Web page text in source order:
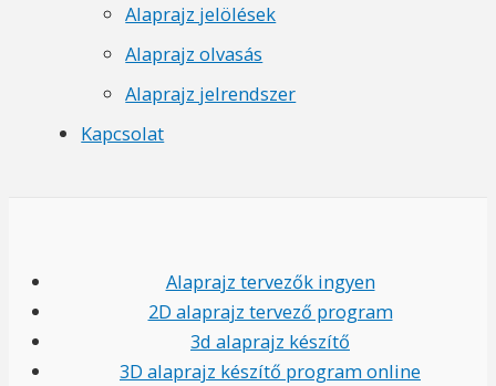
Alaprajz jelölések
Alaprajz olvasás
Alaprajz jelrendszer
Kapcsolat
Alaprajz tervezők ingyen
2D alaprajz tervező program
3d alaprajz készítő
3D alaprajz készítő program online